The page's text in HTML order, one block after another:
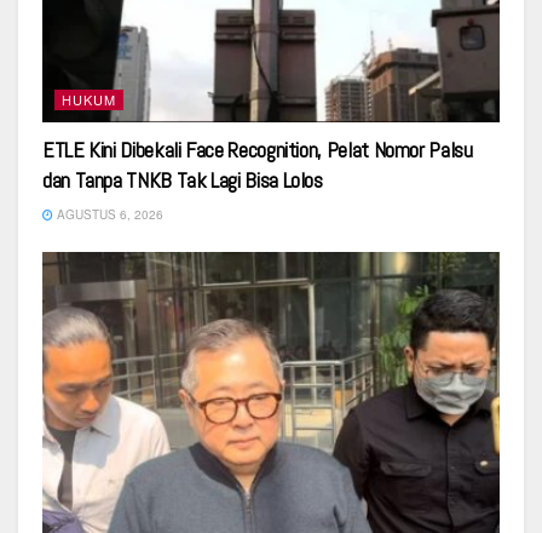
HUKUM
ETLE Kini Dibekali Face Recognition, Pelat Nomor Palsu
dan Tanpa TNKB Tak Lagi Bisa Lolos
AGUSTUS 6, 2026